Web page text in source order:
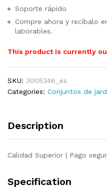
Soporte rápido
Compre ahora y recíbalo
laborables.
This product is currently
SKU: 3005346_es
Categories: Conjuntos de
Description
Calidad Superior | Pago
Specification